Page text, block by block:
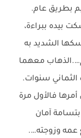
بطريق عام.
بيده ببراءة،
الشديد به
معهما
سنوات.
فالأول مرة
آمان
عمه وزوجته….